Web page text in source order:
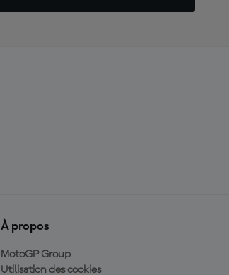
À propos
MotoGP Group
Utilisation des cookies